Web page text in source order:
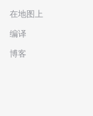
在地图上
编译
博客